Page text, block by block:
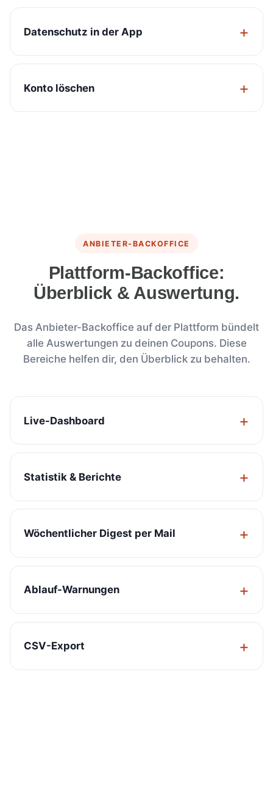
Datenschutz in der App
Konto löschen
ANBIETER-BACKOFFICE
Plattform-Backoffice:
Überblick & Auswertung.
Das Anbieter-Backoffice auf der Plattform bündelt
alle Auswertungen zu deinen Coupons. Diese
Bereiche helfen dir, den Überblick zu behalten.
Live-Dashboard
Statistik & Berichte
Wöchentlicher Digest per Mail
Ablauf-Warnungen
CSV-Export